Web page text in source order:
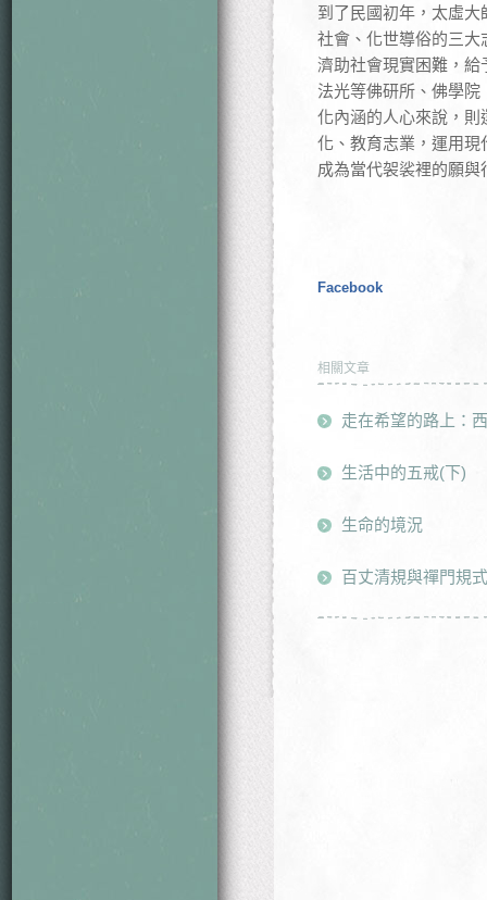
到了民國初年，太虛
社會、化世導俗的三
濟助社會現實困難，
法光等佛研所、佛學
化內涵的人心來說，
化、教育志業，運用
成為當代袈裟裡的願
Facebook
相關文章
走在希望的路上：
生活中的五戒(下)
生命的境況
百丈清規與禪門規式